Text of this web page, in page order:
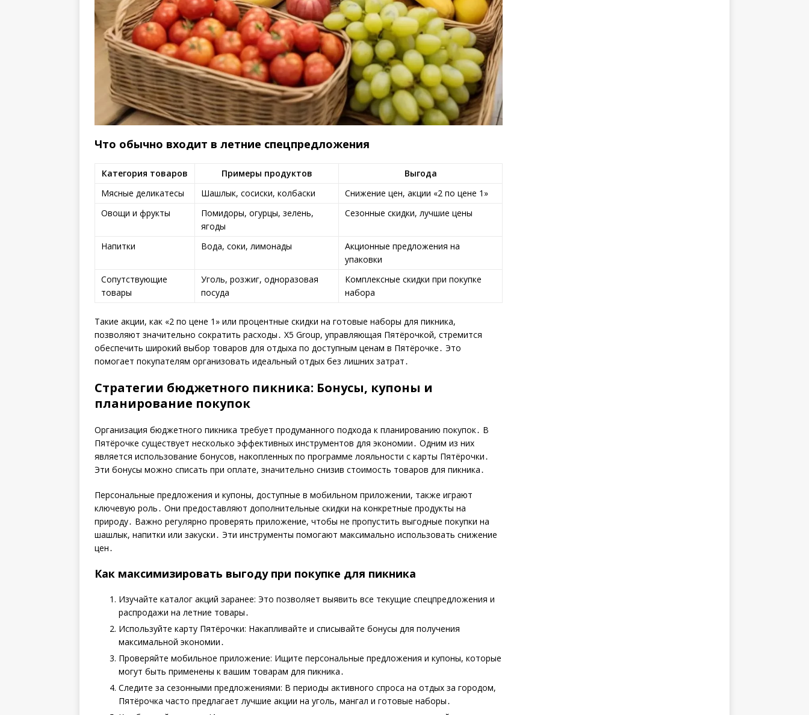
Что обычно входит в летние спецпредложения
Категория товаров Примеры продуктов
Выгода
Мясные деликатесы
Шашлык, сосиски, колбаски
Снижение цен, акции «2 по цене 1»
Овощи и фрукты
Помидоры, огурцы, зелень,
ягоды
Сезонные скидки, лучшие цены
Напитки Вода, соки, лимонады
Акционные предложения на
упаковки
Сопутствующие
товары
Уголь, розжиг, одноразовая
посуда
Комплексные скидки при покупке
набора
Такие акции, как «2 по цене 1» или процентные скидки на готовые наборы для пикника,
позволяют значительно сократить расходы․ X5 Group, управляющая Пятёрочкой, стремится
обеспечить широкий выбор товаров для отдыха по доступным ценам в Пятёрочке․ Это
помогает покупателям организовать идеальный отдых без лишних затрат․
Стратегии бюджетного пикника: Бонусы, купоны и
планирование покупок
Организация бюджетного пикника требует продуманного подхода к планированию покупок․ В
Пятёрочке существует несколько эффективных инструментов для экономии․ Одним из них
является использование бонусов, накопленных по программе лояльности с карты Пятёрочки․
Эти бонусы можно списать при оплате, значительно снизив стоимость товаров для пикника․
Персональные предложения и купоны, доступные в мобильном приложении, также играют
ключевую роль․ Они предоставляют дополнительные скидки на конкретные продукты на
природу․ Важно регулярно проверять приложение, чтобы не пропустить выгодные покупки на
шашлык, напитки или закуски․ Эти инструменты помогают максимально использовать снижение
цен․
Как максимизировать выгоду при покупке для пикника
Изучайте каталог акций заранее: Это позволяет выявить все текущие спецпредложения и
распродажи на летние товары․
Используйте карту Пятёрочки: Накапливайте и списывайте бонусы для получения
максимальной экономии․
Проверяйте мобильное приложение: Ищите персональные предложения и купоны, которые
могут быть применены к вашим товарам для пикника․
Следите за сезонными предложениями: В периоды активного спроса на отдых за городом,
Пятёрочка часто предлагает лучшие акции на уголь, мангал и готовые наборы․